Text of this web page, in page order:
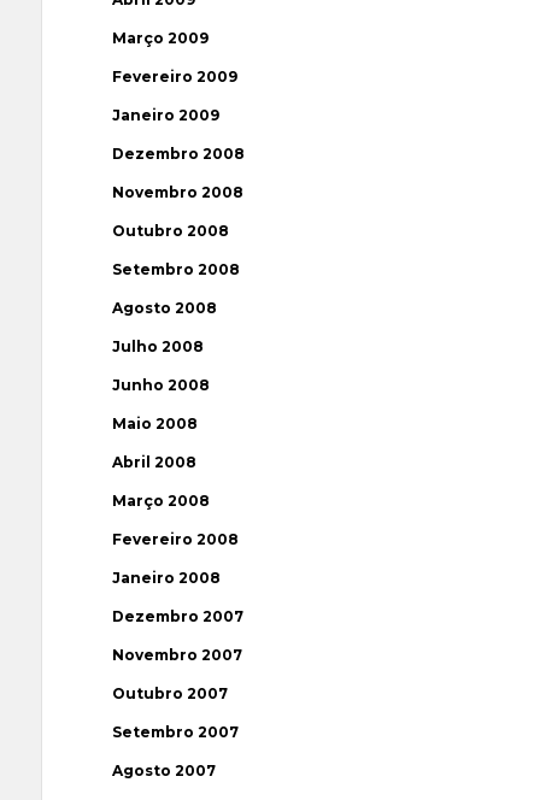
Março 2009
Fevereiro 2009
Janeiro 2009
Dezembro 2008
Novembro 2008
Outubro 2008
Setembro 2008
Agosto 2008
Julho 2008
Junho 2008
Maio 2008
Abril 2008
Março 2008
Fevereiro 2008
Janeiro 2008
Dezembro 2007
Novembro 2007
Outubro 2007
Setembro 2007
Agosto 2007